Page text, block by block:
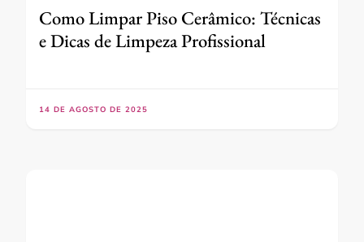
Como Limpar Piso Cerâmico: Técnicas
e Dicas de Limpeza Profissional
14 DE AGOSTO DE 2025